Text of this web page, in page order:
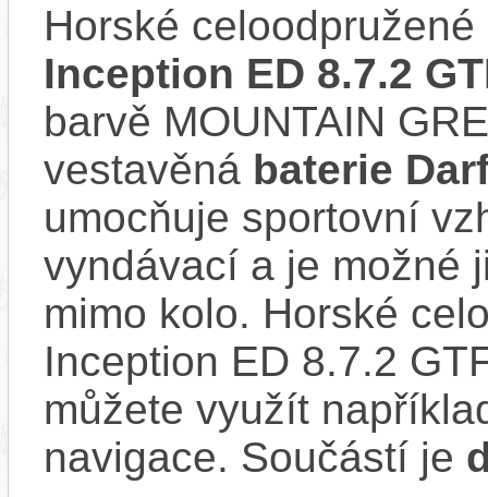
Horské
Inception ED 8.7.2
barvě MOUNTAIN
vestavěná baterie
umocňuje sportovní
vyndávací a je možné
mimo kolo. Horské
Inception ED 8.7.2
můžete využít
navigace. Součástí je